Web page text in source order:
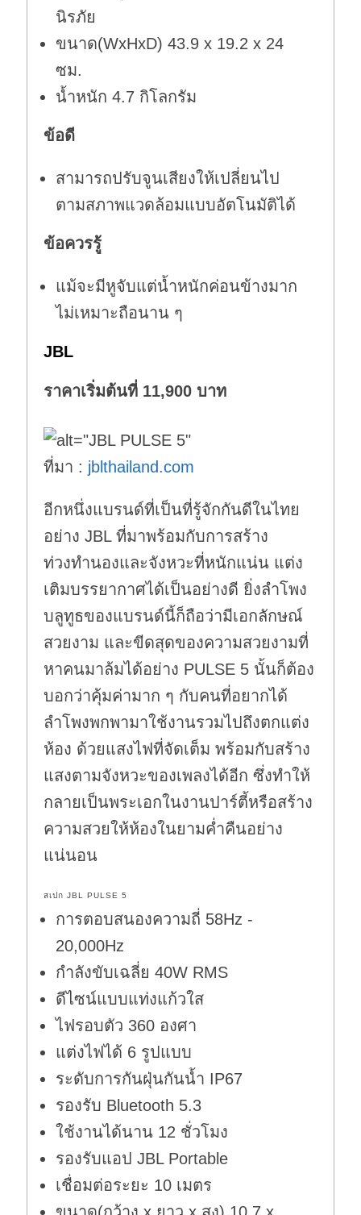
นิรภัย
ขนาด(WxHxD) 43.9 x 19.2 x 24
ซม.
น้ำหนัก 4.7 กิโลกรัม
ข้อดี
สามารถปรับจูนเสียงให้เปลี่ยนไป
ตามสภาพแวดล้อมแบบอัตโนมัติได้
ข้อควรรู้
แม้จะมีหูจับแต่น้ำหนักค่อนข้างมาก
ไม่เหมาะถือนาน ๆ
JBL
ราคาเริ่มต้นที่ 11,900 บาท
ที่มา : jblthailand.com
อีกหนึ่งแบรนด์ที่เป็นที่รู้จักกันดีในไทย
อย่าง JBL ที่มาพร้อมกับการสร้าง
ท่วงทำนองและจังหวะที่หนักแน่น แต่ง
เติมบรรยากาศได้เป็นอย่างดี ยิ่งลำโพง
บลูทูธของแบรนด์นี้ก็ถือว่ามีเอกลักษณ์
สวยงาม และขีดสุดของความสวยงามที่
หาคนมาล้มได้อย่าง PULSE 5 นั้นก็ต้อง
บอกว่าคุ้มค่ามาก ๆ กับคนที่อยากได้
ลำโพงพกพามาใช้งานรวมไปถึงตกแต่ง
ห้อง ด้วยแสงไฟที่จัดเต็ม พร้อมกับสร้าง
แสงตามจังหวะของเพลงได้อีก ซึ่งทำให้
กลายเป็นพระเอกในงานปาร์ตี้หรือสร้าง
ความสวยให้ห้องในยามค่ำคืนอย่าง
แน่นอน
สเปก JBL PULSE 5
การตอบสนองความถี่ 58Hz -
20,000Hz
กำลังขับเฉลี่ย 40W RMS
ดีไซน์แบบแท่งแก้วใส
ไฟรอบตัว 360 องศา
แต่งไฟได้ 6 รูปแบบ
ระดับการกันฝุ่นกันน้ำ IP67
รองรับ Bluetooth 5.3
ใช้งานได้นาน 12 ชั่วโมง
รองรับแอป JBL Portable
เชื่อมต่อระยะ 10 เมตร